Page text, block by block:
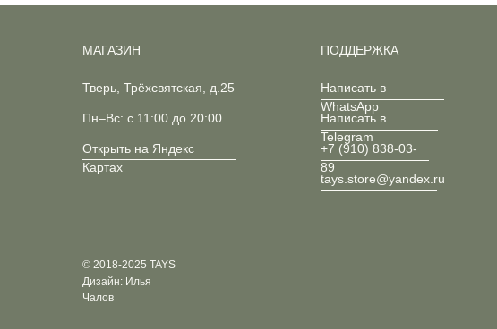
Тверь, Трёхсвятская, д.25
Пн–Вс: с 11:00 до 20:00
Открыть на Яндекс
Картах
МАГАЗИН ПОДДЕРЖКА
Написать в
WhatsApp
Написать в
Telegram
+7 (910) 838-03-
89
tays.store@yandex.ru
© 2018-2025 TAYS
Дизайн: Илья
Чалов